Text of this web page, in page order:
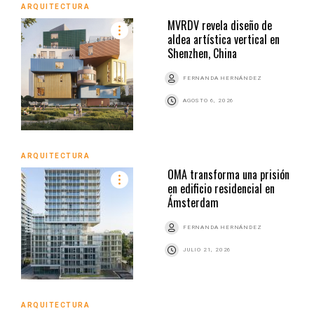
ARQUITECTURA
MVRDV revela diseño de
aldea artística vertical en
Shenzhen, China
FERNANDA HERNÁNDEZ
AGOSTO 6, 2026
ARQUITECTURA
OMA transforma una prisión
en edificio residencial en
Ámsterdam
FERNANDA HERNÁNDEZ
JULIO 21, 2026
ARQUITECTURA